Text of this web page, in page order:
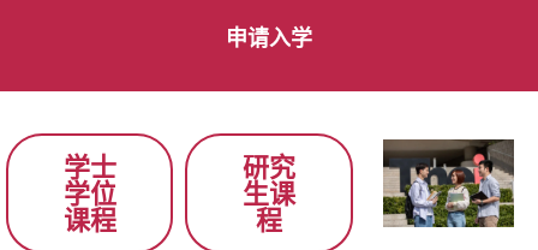
申请入学
学士
学位
课程
研究
生课
程